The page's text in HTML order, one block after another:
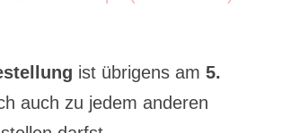
ist übrigens am 5.
auch zu jedem anderen